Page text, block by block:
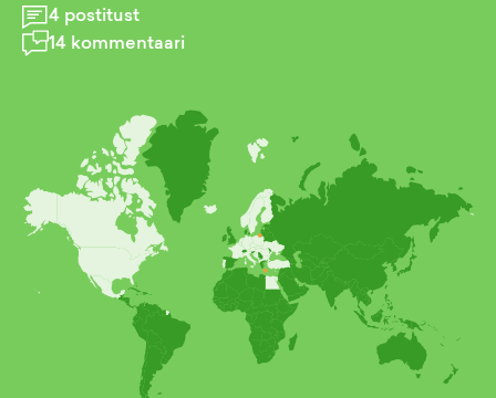
4 postitust
14 kommentaari